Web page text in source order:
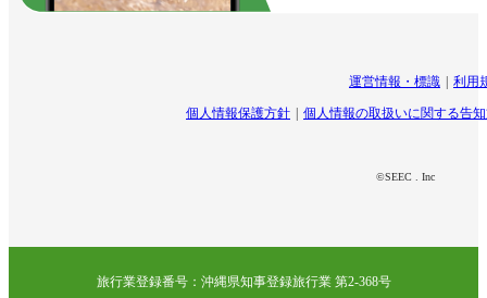
運営情報・標識 利用
個人情報保護方針 個人情報の取扱いに関する告
©SEEC . Inc
旅行業登録番号：沖縄県知事登録旅行業 第2-368号